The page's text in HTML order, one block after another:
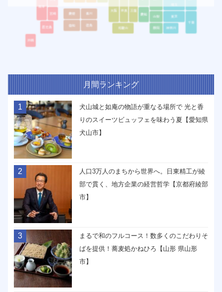
月間ランキング
1
犬山城と如庵の物語が重なる場所で 光と香
りのスイーツビュッフェを味わう夏【愛知県
犬山市】
2
人口3万人のまちから世界へ。日東精工が綾
部で貫く、地方企業の経営哲学【京都府綾部
市】
3
まるで和のフルコース！数多くのこだわりそ
ばを提供！蕎麦処かねひろ【山形 県山形
市】